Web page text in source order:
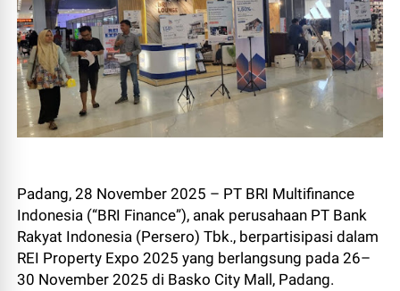
Padang, 28 November 2025 – PT BRI Multifinance
Indonesia (“BRI Finance”), anak perusahaan PT Bank
Rakyat Indonesia (Persero) Tbk., berpartisipasi dalam
REI Property Expo 2025 yang berlangsung pada 26–
30 November 2025 di Basko City Mall, Padang.